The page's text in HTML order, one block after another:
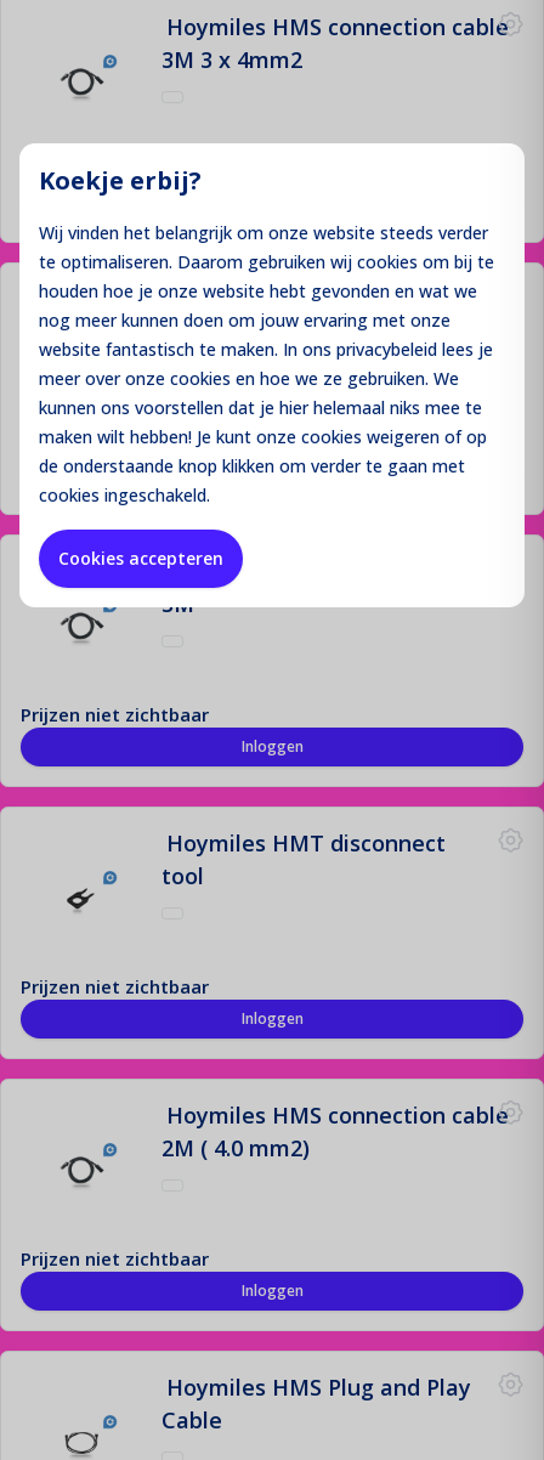
Koekje erbij?
Wij vinden het belangrijk om onze website steeds verder
te optimaliseren. Daarom gebruiken wij cookies om bij te
houden hoe je onze website hebt gevonden en wat we
nog meer kunnen doen om jouw ervaring met onze
website fantastisch te maken. In ons privacybeleid lees je
meer over onze cookies en hoe we ze gebruiken. We
kunnen ons voorstellen dat je hier helemaal niks mee te
maken wilt hebben! Je kunt onze cookies weigeren of op
de onderstaande knop klikken om verder te gaan met
cookies ingeschakeld.
Cookies accepteren
Hoymiles HMS connection cable
3M 3 x 4mm2
Prijzen niet zichtbaar
Hoymiles HMT connection cable
2M 3 x 2.5mm2
Prijzen niet zichtbaar
Inloggen
Hoymiles HMT connection cable
3M
Prijzen niet zichtbaar
Inloggen
Hoymiles HMT disconnect
tool
Prijzen niet zichtbaar
Inloggen
Hoymiles HMS connection cable
2M ( 4.0 mm2)
Prijzen niet zichtbaar
Inloggen
Hoymiles HMS Plug and Play
Cable